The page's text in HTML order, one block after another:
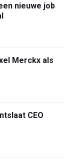
nieuwe job
Merckx als
CEO